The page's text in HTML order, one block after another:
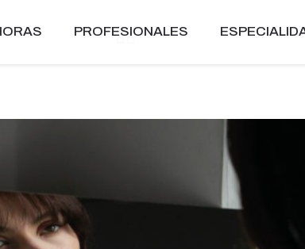
PROFESIONALES